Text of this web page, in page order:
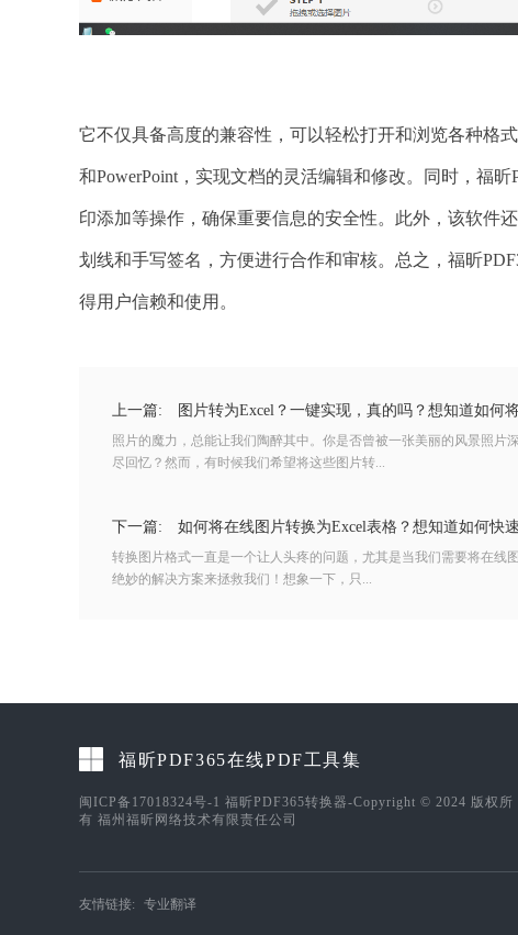
它不仅具备高度的兼容性，可以轻松打开和浏览各种格
和PowerPoint，实现文档的灵活编辑和修改。同时，福
印添加等操作，确保重要信息的安全性。此外，该软件
划线和手写签名，方便进行合作和审核。总之，福昕
得用户信赖和使用。
上一篇: 图片转为Excel？一键实现，真的吗？想知道如何
照片的魔力，总能让我们陶醉其中。你是否曾被一张美丽的风景照片
尽回忆？然而，有时候我们希望将这些图片转...
下一篇: 如何将在线图片转换为Excel表格？想知道如何快
转换图片格式一直是一个让人头疼的问题，尤其是当我们需要将在线
绝妙的解决方案来拯救我们！想象一下，只...
福昕PDF365在线PDF工具集
闽ICP备17018324号-1 福昕PDF365转换器-Copyright © 2024 版权所
有 福州福昕网络技术有限责任公司
友情链接: 专业翻译